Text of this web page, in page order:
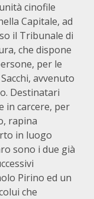
cinofile
Capitale, ad
il Tribunale di
che dispone
per le
avvenuto
Destinatari
in carcere, per
rapina
in luogo
sono i due già
Pirino ed un
che